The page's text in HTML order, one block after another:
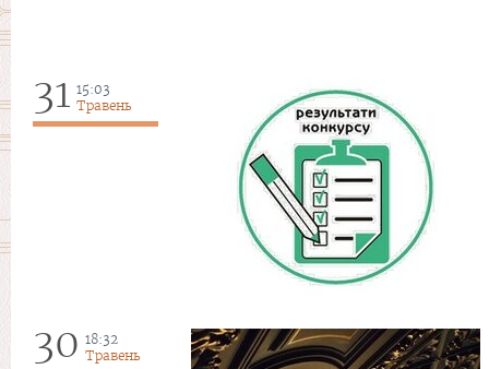
31 15:03
Травень
30 18:32
Травень